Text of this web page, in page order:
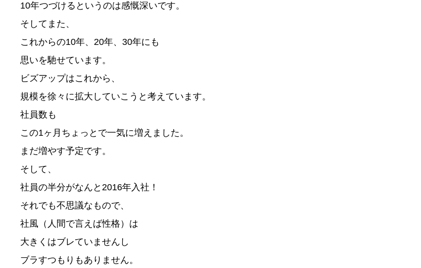
10年つづけるというのは感慨深いです。
そしてまた、
これからの10年、20年、30年にも
思いを馳せています。
ビズアップはこれから、
規模を徐々に拡大していこうと考えています。
社員数も
この1ヶ月ちょっとで一気に増えました。
まだ増やす予定です。
そして、
社員の半分がなんと2016年入社！
それでも不思議なもので、
社風（人間で言えば性格）は
大きくはブレていませんし
ブラすつもりもありません。